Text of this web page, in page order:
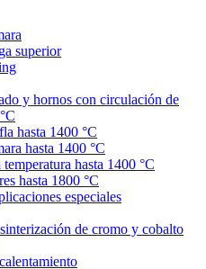
superior
y hornos con circulación de
hasta 1400 °C
hasta 1400 °C
hasta 1400 °C
hasta 1800 °C
especiales
de cromo y cobalto